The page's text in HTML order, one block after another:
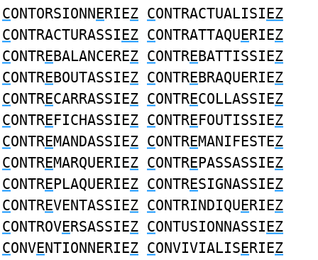
CONTORSIONNERIEZ CONTRACTUALISIEZ
CONTRACTURASSIEZ CONTRATTAQUERIEZ
CONTREBALANCEREZ CONTREBATTISSIEZ
CONTREBOUTASSIEZ CONTREBRAQUERIEZ
CONTRECARRASSIEZ CONTRECOLLASSIEZ
CONTREFICHASSIEZ CONTREFOUTISSIEZ
CONTREMANDASSIEZ CONTREMANIFESTEZ
CONTREMARQUERIEZ CONTREPASSASSIEZ
CONTREPLAQUERIEZ CONTRESIGNASSIEZ
CONTREVENTASSIEZ CONTRINDIQUERIEZ
CONTROVERSASSIEZ CONTUSIONNASSIEZ
CONVENTIONNERIEZ CONVIVIALISERIEZ